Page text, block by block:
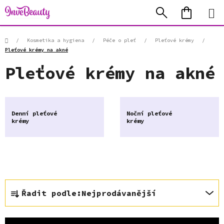
Přejít
na
obsah
Hledat
KOŠÍK
Domů/ Kosmetika a hygiena / Péče o pleť / Pleťové krémy
/
Pleťové krémy na akné
Pleťové krémy na akné
Denní pleťové
krémy
Noční pleťové
krémy
Ř
a
z
Řadit podle: Nejprodávanější